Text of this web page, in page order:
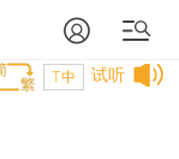
试听
T中